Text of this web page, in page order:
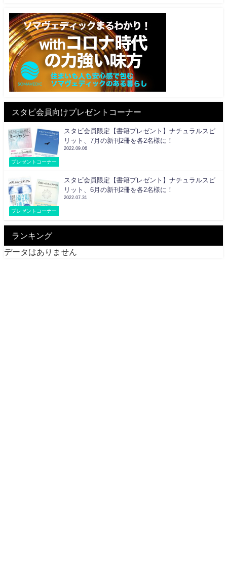
スタピ会員向けプレゼントコーナー
プレゼントコーナー
スタピ会員限定【書籍プレゼント】ナチュラルスピ
リット、7月の新刊2冊を各2名様に！
2022.09.06
プレゼントコーナー
スタピ会員限定【書籍プレゼント】ナチュラルスピ
リット、6月の新刊2冊を各2名様に！
2022.07.31
ランキング
データはありません